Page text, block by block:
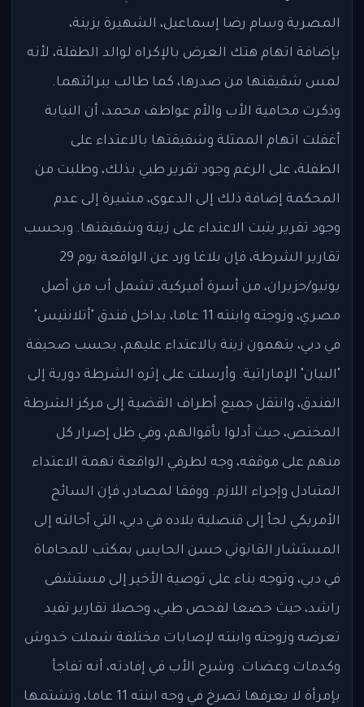
المصرية وسام رضا إسماعيل، الشهيرة بزينة،
بإضافة اتهام هتك العرض بالإكراه لوالد الطفلة، لأنه
لمس شقيقتها من صدرها، كما طالب ببرائتهما.
وذكرت محامية الأب والأم عواطف محمد، أن النيابة
أغفلت اتهام الممثلة وشقيقتها بالاعتداء على
الطفلة، على الرغم وجود تقرير طبي بذلك، وطلبت من
المحكمة إضافة ذلك إلى الدعوى، مشيرة إلى عدم
وجود تقرير يثبت الاعتداء على زينة وشقيقتها. وبحسب
تقارير الشرطة، فإن بلاغا ورد عن الواقعة يوم 29
يونيو/حزيران، من أسرة أميركية، تشمل أب من أصل
مصري، وزوجته وابنته 11 عاما، بداخل فندق "أتلانتيس"
في دبي، يتهمون زينة بالاعتداء عليهم، بحسب صحيفة
"البيان" الإماراتية. وأرسلت على إثره الشرطة دورية إلى
الفندق، وانتقل جميع أطراف القضية إلى مركز الشرطة
المختص، حيث أدلوا بأقوالهم، وفي ظل إصرار كل
منهم على موقفه، وجه لطرفي الواقعة تهمة الاعتداء
المتبادل وإجراء اللازم. ووفقا لمصادر، فإن السائح
الأمريكي لجأ إلى قنصلية بلاده في دبي، التي أحالته إلى
المستشار القانوني حسن الحايس بمكتب للمحاماة
في دبي، وتوجه بناء على توصية الأخير إلى مستشفى
راشد، حيث خضعا لفحص طبي، وحصلا تقارير تفيد
تعرضه وزوجته وابنته لإصابات مختلفة شملت خدوش
وكدمات وعضات. وشرح الأب في إفادته، أنه تفاجأ
بإمرأة لا يعرفها تصرخ في وجه ابنته 11 عاما، وتشتمها